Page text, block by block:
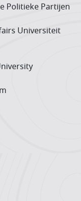
Politieke Partijen
Universiteit